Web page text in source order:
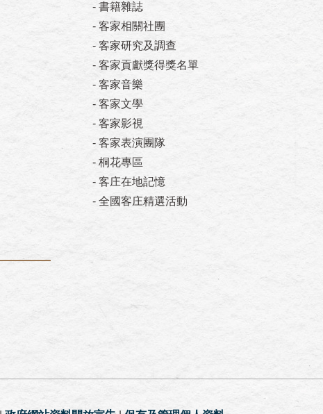
- 書籍雜誌
- 客家相關社團
- 客家研究及調查
- 客家貢獻獎得獎名單
- 客家音樂
- 客家文學
- 客家影視
- 客家表演團隊
- 桐花專區
- 客庄在地記憶
- 全國客庄精選活動